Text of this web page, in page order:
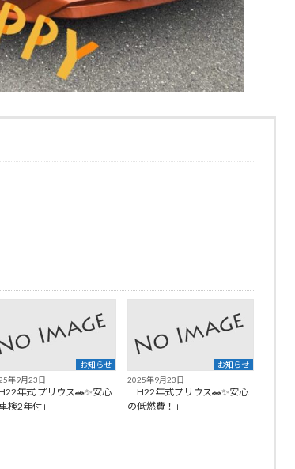
お知らせ
年9月23日
H22年式 プリウス🚗✨安心
検2年付」
お知らせ
2025年9月23日
「H22年式プリウス🚗✨安心
の低燃費！」